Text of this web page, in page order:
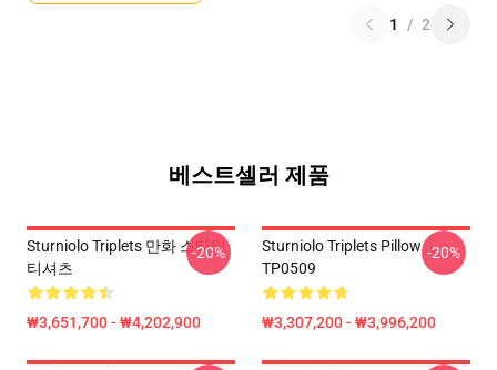
1 / 2
베스트셀러 제품
Sturniolo Triplets 만화 스타일
티셔츠
₩3,651,700 - ₩4,202,900
-20%
Sturniolo Triplets Pillow
TP0509
₩3,307,200 - ₩3,996,200
-20%